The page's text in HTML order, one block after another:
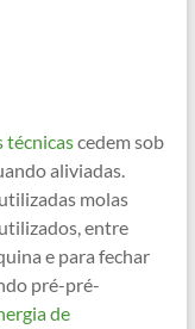
técnicascedem sob
aliviadas.
molas
entre
e para fechar
pré-pré-
de